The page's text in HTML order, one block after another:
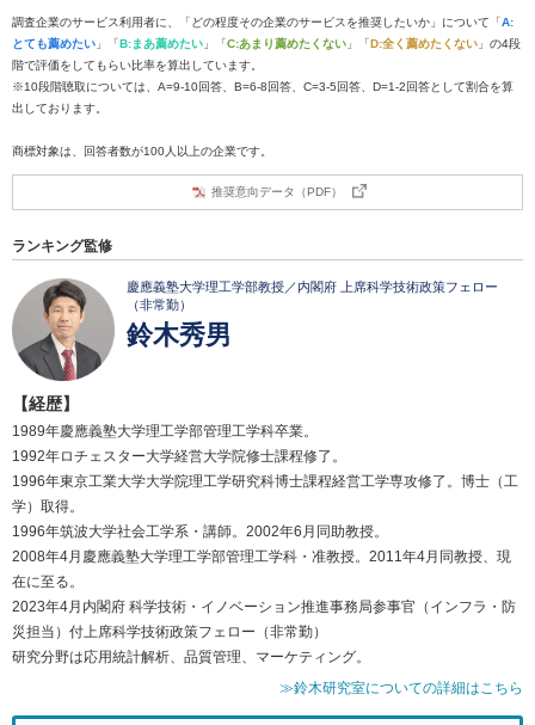
調査企業のサービス利用者に、「どの程度その企業のサービスを推奨したいか」について「A:
とても薦めたい 」「B:まあ薦めたい 」「C:あまり薦めたくない 」「D:全く薦めたくない 」の4段
階で評価をしてもらい比率を算出しています。
※10段階聴取については、A=9-10回答、B=6-8回答、C=3-5回答、D=1-2回答として割合を算
出しております。
商標対象は、回答者数が100人以上の企業です。
推奨意向データ（PDF）
ランキング監修
慶應義塾大学理工学部教授／内閣府 上席科学技術政策フェロー
（非常勤）
鈴木秀男
【経歴】
1989年慶應義塾大学理工学部管理工学科卒業。
1992年ロチェスター大学経営大学院修士課程修了。
1996年東京工業大学大学院理工学研究科博士課程経営工学専攻修了。博士（工
学）取得。
1996年筑波大学社会工学系・講師。2002年6月同助教授。
2008年4月慶應義塾大学理工学部管理工学科・准教授。2011年4月同教授、現
在に至る。
2023年4月内閣府 科学技術・イノベーション推進事務局参事官（インフラ・防
災担当）付上席科学技術政策フェロー（非常勤）
研究分野は応用統計解析、品質管理、マーケティング。
≫鈴木研究室についての詳細はこちら